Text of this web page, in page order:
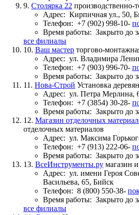
9. Столярка 22 производственно-
Адрес: Кирпичная ул., 50,
Телефон: +7 (902) 998-10-
Время работы: Закрыто до
все филиалы
10. Ваш мастер торгово-
Адрес: ул. Владимира
Телефон: +7 (903) 996-70-
Время работы: Закрыто до
11. Нова-Строй Установка
Адрес: ул. Петра Мерлина,
Телефон: +7 (3854) 30-28-
Время работы: Закрыто до
12. Магазин отделочных
отделочных материалов
Адрес: ул. Максима
Телефон: +7 (913) 222-06-
Время работы: Закрыто до
13. ВсеИнструменты.ру магазин
Адрес: ул. имени Героя
Васильева, 65, Бийск
Телефон: 8 (800) 550-38-
Время работы: Закрыто до
все филиалы